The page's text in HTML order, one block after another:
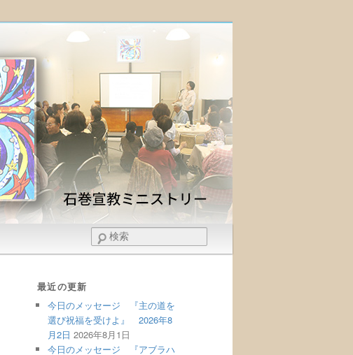
活動
索
最近の更新
今日のメッセージ 『主の道を
選び祝福を受けよ』 2026年8
月2日 2026年8月1日
今日のメッセージ 『アブラハ